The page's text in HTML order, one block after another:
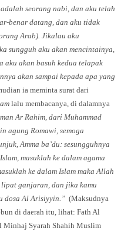
seorang nabi, dan aku telah
benar datang, dan aku tidak
Arab). Jikalau aku
sungguh aku akan mencintainya,
aku akan basuh kedua telapak
akan sampai kepada apa yang
ia meminta surat dari
lalu membacanya, di dalamnya
Ar Rahim, dari Muhammad
agung Romawi, semoga
Amma ba’du: sesungguhnya
masuklah ke dalam agama
ke dalam Islam maka Allah
ganjaran, dan jika kamu
dosa Al Arisiyyin.” (Maksudnya
di daerah itu, lihat: Fath Al
Minhaj Syarah Shahih Muslim